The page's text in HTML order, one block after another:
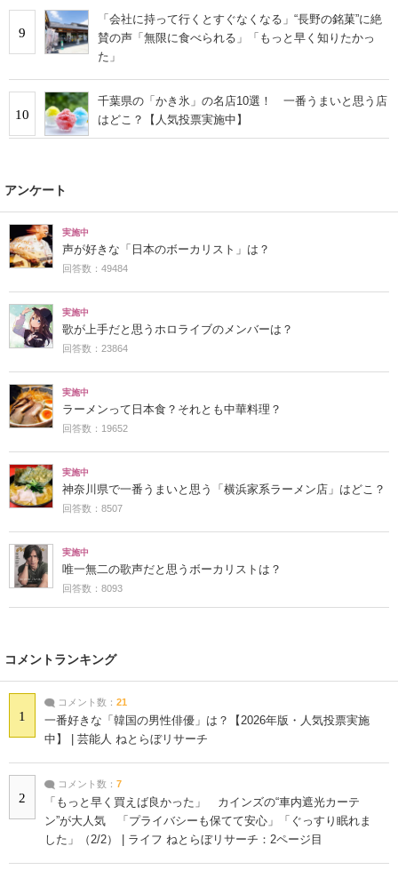
9
「会社に持って行くとすぐなくなる」“長野の銘菓”に絶
賛の声「無限に食べられる」「もっと早く知りたかっ
た」
10
千葉県の「かき氷」の名店10選！ 一番うまいと思う店
はどこ？【人気投票実施中】
アンケート
実施中
声が好きな「日本のボーカリスト」は？
回答数：49484
実施中
歌が上手だと思うホロライブのメンバーは？
回答数：23864
実施中
ラーメンって日本食？それとも中華料理？
回答数：19652
実施中
神奈川県で一番うまいと思う「横浜家系ラーメン店」はどこ？
回答数：8507
実施中
唯一無二の歌声だと思うボーカリストは？
回答数：8093
コメントランキング
1
コメント数： 21
一番好きな「韓国の男性俳優」は？【2026年版・人気投票実施
中】 | 芸能人 ねとらぼリサーチ
2
コメント数： 7
「もっと早く買えば良かった」 カインズの“車内遮光カーテ
ン”が大人気 「プライバシーも保てて安心」「ぐっすり眠れま
した」（2/2） | ライフ ねとらぼリサーチ：2ページ目